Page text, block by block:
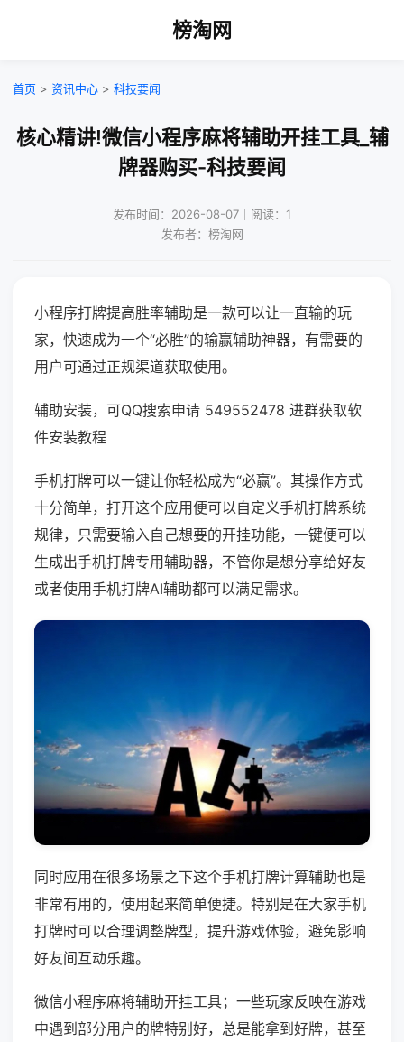
榜淘网
首页 > 资讯中心 > 科技要闻
核心精讲!微信小程序麻将辅助开挂工具_辅
牌器购买-科技要闻
发布时间：2026-08-07｜阅读：1
发布者：榜淘网
小程序打牌提高胜率辅助是一款可以让一直输的玩
家，快速成为一个“必胜”的输赢辅助神器，有需要的
用户可通过正规渠道获取使用。
辅助安装，可QQ搜索申请 549552478 进群获取软
件安装教程
手机打牌可以一键让你轻松成为“必赢”。其操作方式
十分简单，打开这个应用便可以自定义手机打牌系统
规律，只需要输入自己想要的开挂功能，一键便可以
生成出手机打牌专用辅助器，不管你是想分享给好友
或者使用手机打牌AI辅助都可以满足需求。
同时应用在很多场景之下这个手机打牌计算辅助也是
非常有用的，使用起来简单便捷。特别是在大家手机
打牌时可以合理调整牌型，提升游戏体验，避免影响
好友间互动乐趣。
微信小程序麻将辅助开挂工具；一些玩家反映在游戏
中遇到部分用户的牌特别好，总是能拿到好牌，甚至